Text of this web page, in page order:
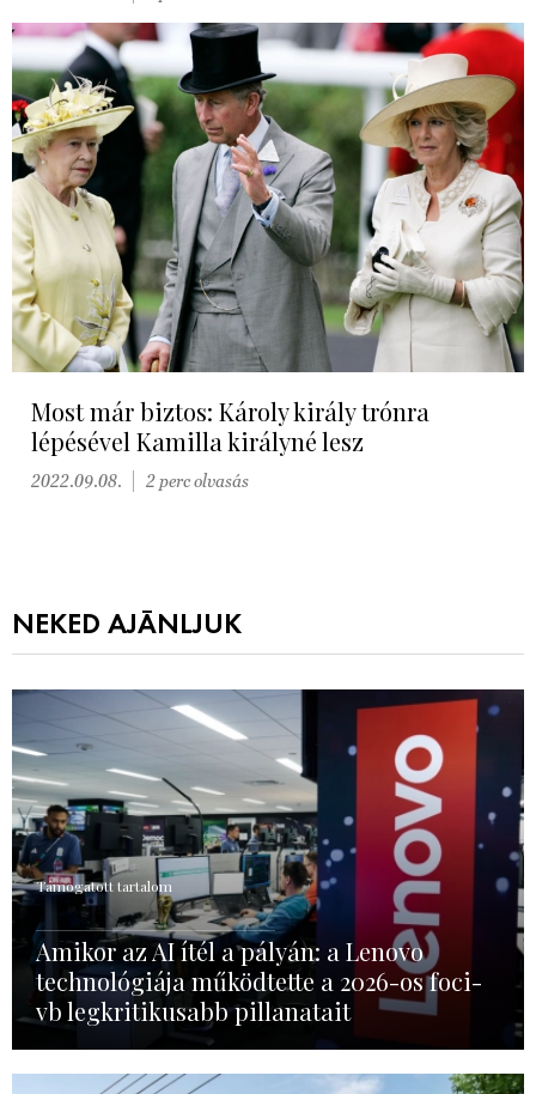
Most már biztos: Károly király trónra
lépésével Kamilla királyné lesz
2022.09.08. 2 perc olvasás
NEKED AJÁNLJUK
Támogatott tartalom
Amikor az AI ítél a pályán: a Lenovo
technológiája működtette a 2026-os foci-
vb legkritikusabb pillanatait